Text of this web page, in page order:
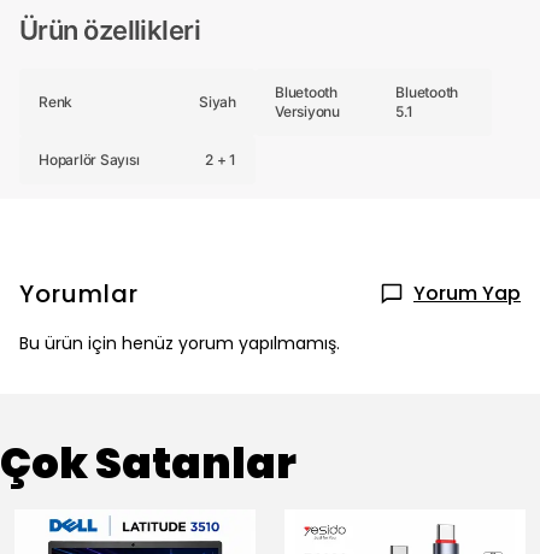
Ürün özellikleri
Renk Siyah
Bluetooth
Versiyonu
Bluetooth
5.1
Hoparlör Sayısı 2 + 1
Yorumlar Yorum Yap
Bu ürün için henüz yorum yapılmamış.
Çok Satanlar